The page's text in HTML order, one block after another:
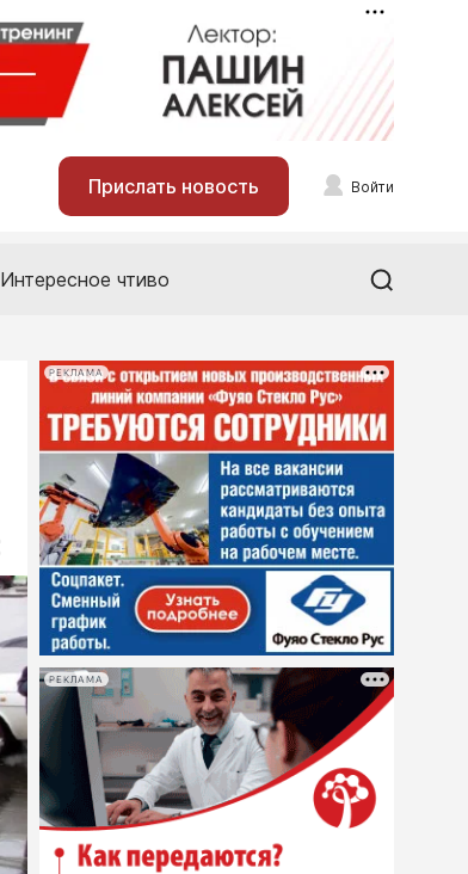
Прислать новость Войти
Интересное чтиво
РЕКЛАМА
РЕКЛАМА